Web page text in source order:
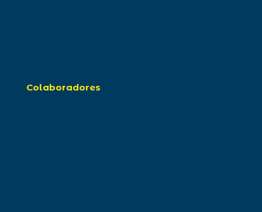
Colaboradores